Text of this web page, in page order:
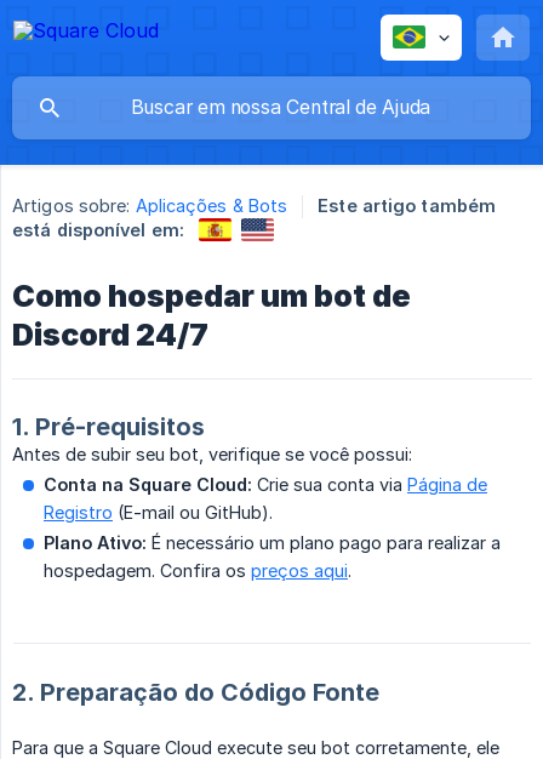
Artigos sobre: Aplicações & Bots
Este artigo também
está disponível em:
Como hospedar um bot de
Discord 24/7
1. Pré-requisitos
Antes de subir seu bot, verifique se você possui:
Conta na Square Cloud: Crie sua conta via Página de
Registro (E-mail ou GitHub).
Plano Ativo: É necessário um plano pago para realizar a
hospedagem. Confira os preços aqui.
2. Preparação do Código Fonte
Para que a Square Cloud execute seu bot corretamente, ele